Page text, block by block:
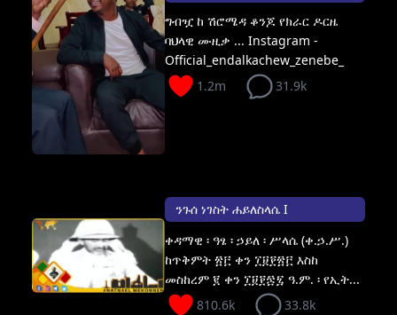
ግብዧ ከ ሽሮሜዳ ቆንጆ የክራር ዶርዜ
ባህላዊ ሙዚቃ ... Instagram -
Official_endalkachew_zenebe_
1.2m
31.9k
ንጉሰ ነገስት ሐይለስላሴ I
ቀዳማዊ ፡ ዓፄ ፡ ኃይለ ፡ ሥላሴ (ቀ.ኃ.ሥ.)
ከጥቅምት ፳፫ ቀን ፲፱፻፳፫ እስከ
መስከረም ፪ ቀን ፲፱፻፷፯ ዓ.ም. ፡ የኢት...
810.6k
33.8k